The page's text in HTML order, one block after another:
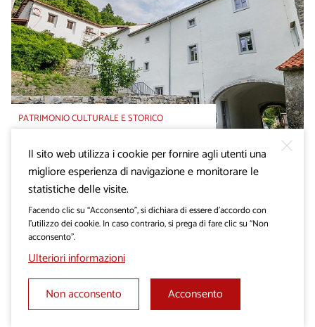
PATRIMONIO CULTURALE E STORICO
merci
Il sito web utilizza i cookie per fornire agli utenti una
migliore esperienza di navigazione e monitorare le
statistiche delle visite.
Facendo clic su “Acconsento”, si dichiara di essere d’accordo con
l’utilizzo dei cookie. In caso contrario, si prega di fare clic su “Non
acconsento”.
Ulteriori informazioni
Non acconsento
Acconsento